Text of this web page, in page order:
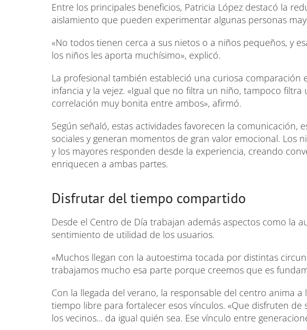
Entre los principales beneficios, Patricia López destacó la
aislamiento que pueden experimentar algunas personas
«No todos tienen cerca a sus nietos o a niños pequeños, y
los niños les aporta muchísimo», explicó.
La profesional también estableció una curiosa comparación
infancia y la vejez. «Igual que no filtra un niño, tampoco filtra
correlación muy bonita entre ambos», afirmó.
Según señaló, estas actividades favorecen la comunicación,
sociales y generan momentos de gran valor emocional. Los
y los mayores responden desde la experiencia, creando
enriquecen a ambas partes.
Disfrutar del tiempo compartido
Desde el Centro de Día trabajan además aspectos como la
sentimiento de utilidad de los usuarios.
«Muchos llegan con la autoestima tocada por distintas
trabajamos mucho esa parte porque creemos que es
Con la llegada del verano, la responsable del centro anima a
tiempo libre para fortalecer esos vínculos. «Que disfruten de
los vecinos... da igual quién sea. Ese vínculo entre